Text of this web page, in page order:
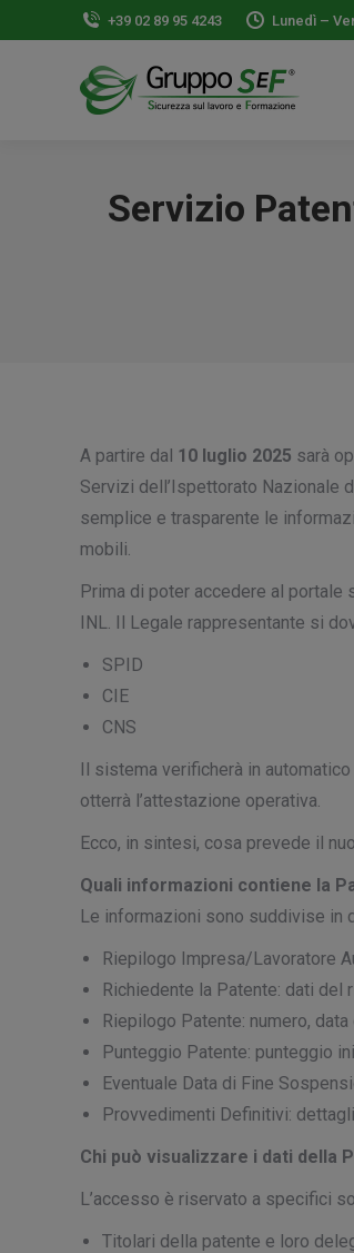
+39 02 89 95 4243 Lunedì –
Servizio
A partire dal 10 luglio 2025 sarà
Servizi dell’Ispettorato Nazionale
semplice e trasparente le
mobili.
Prima di poter accedere al portale
INL. Il Legale rappresentante si
SPID
CIE
CNS
Il sistema verificherà in
otterrà l’attestazione operativa.
Ecco, in sintesi, cosa prevede il
Quali informazioni contiene la
Le informazioni sono suddivise in
Riepilogo Impresa/Lavoratore
Richiedente la Patente: dati del
Riepilogo Patente: numero,
Punteggio Patente: punteggio
Eventuale Data di Fine
Provvedimenti Definitivi:
Chi può visualizzare i dati della
L’accesso è riservato a specifici
Titolari della patente e loro